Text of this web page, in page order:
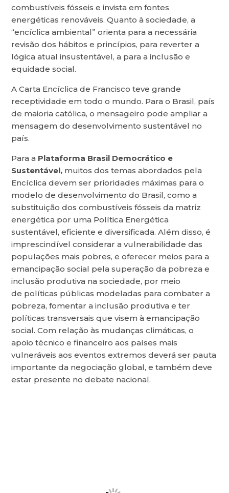
combustíveis fósseis e invista em fontes
energéticas renováveis. Quanto à sociedade, a
“encíclica ambiental” orienta para a necessária
revisão dos hábitos e princípios, para reverter a
lógica atual insustentável, a para a inclusão e
equidade social.
A Carta Encíclica de Francisco teve grande
receptividade em todo o mundo. Para o Brasil, país
de maioria católica, o mensageiro pode ampliar a
mensagem do desenvolvimento sustentável no
país.
Para a Plataforma Brasil Democrático e
Sustentável, muitos dos temas abordados pela
Encíclica devem ser prioridades máximas para o
modelo de desenvolvimento do Brasil, como a
substituição dos combustíveis fósseis da matriz
energética por uma Política Energética
sustentável, eficiente e diversificada. Além disso, é
imprescindível considerar a vulnerabilidade das
populações mais pobres, e oferecer meios para a
emancipação social pela superação da pobreza e
inclusão produtiva na sociedade, por meio
de políticas públicas modeladas para combater a
pobreza, fomentar a inclusão produtiva e ter
políticas transversais que visem à emancipação
social. Com relação às mudanças climáticas, o
apoio técnico e financeiro aos países mais
vulneráveis aos eventos extremos deverá ser pauta
importante da negociação global, e também deve
estar presente no debate nacional.